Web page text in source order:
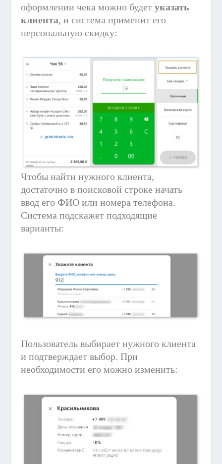
оформлении чека можно будетуказать
клиента, и система применит его
персональную скидку:
Чтобы найти нужного клиента,
достаточно в поисковой строке начать
ввод его ФИО или номера телефона.
Система подскажет подходящие
варианты:
Пользователь выбирает нужного клиента
и подтверждает выбор. При
необходимости его можно изменить: